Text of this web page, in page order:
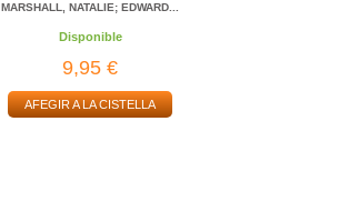
MARSHALL, NATALIE; EDWARD...
Disponible
9,95 €
AFEGIR A LA CISTELLA